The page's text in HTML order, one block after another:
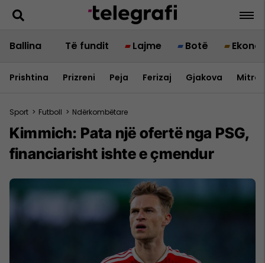
Ballina Të fundit Lajme Botë
Prishtina Prizreni Peja Ferizaj Gjakova
Sport > Futboll > Ndërkombëtare
Kimmich: Pata një ofertë nga PSG,
financiarisht ishte e çmendur